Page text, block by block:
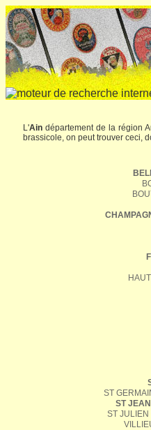
L'Ain département de la région
brassicole, on peut trouver ceci,
ST
ST
ST